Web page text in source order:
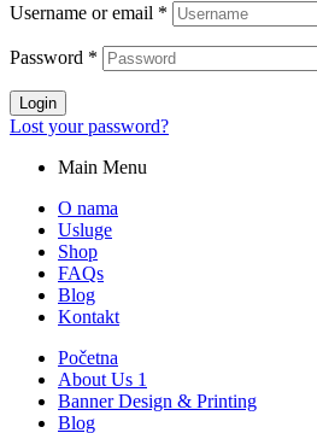
Username or email *
Password *
Login
Lost your password?
Main Menu
O nama
Usluge
Shop
FAQs
Blog
Kontakt
Početna
About Us 1
Banner Design & Printing
Blog